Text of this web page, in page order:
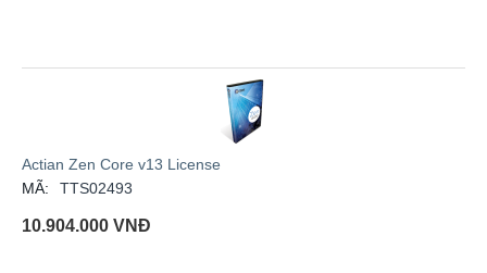
Actian Zen Core v13 License
MÃ:
TTS02493
10.904.000 VNĐ